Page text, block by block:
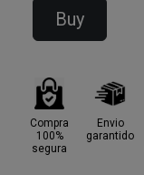
Buy
Compra
100%
segura
Envio
garantido